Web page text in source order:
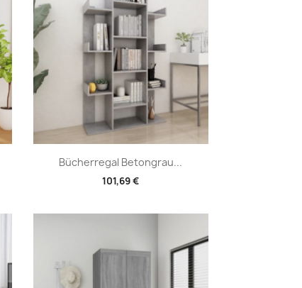
Bücherregal Betongrau...
101,69 €
Vorschau